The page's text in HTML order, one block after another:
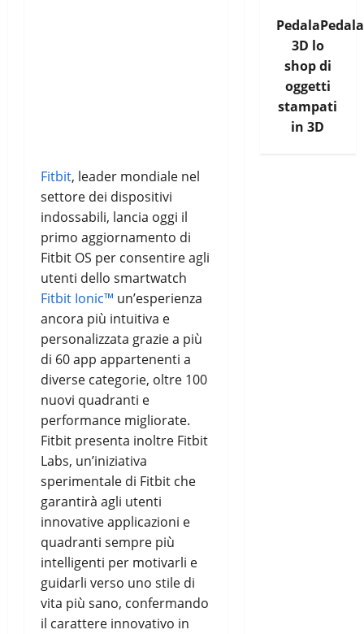
Fitbit, leader mondiale nel
settore dei dispositivi
indossabili, lancia oggi il
primo aggiornamento di
Fitbit OS per consentire agli
utenti dello smartwatch
Fitbit Ionic™ un’esperienza
ancora più intuitiva e
personalizzata grazie a più
di 60 app appartenenti a
diverse categorie, oltre 100
nuovi quadranti e
performance migliorate.
Fitbit presenta inoltre Fitbit
Labs, un’iniziativa
sperimentale di Fitbit che
garantirà agli utenti
innovative applicazioni e
quadranti sempre più
intelligenti per motivarli e
guidarli verso uno stile di
vita più sano, confermando
il carattere innovativo in
PedalaPedala
3D lo
shop di
oggetti
stampati
in 3D